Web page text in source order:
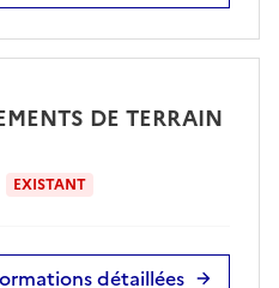
DE TERRAIN
EXISTANT
détaillées